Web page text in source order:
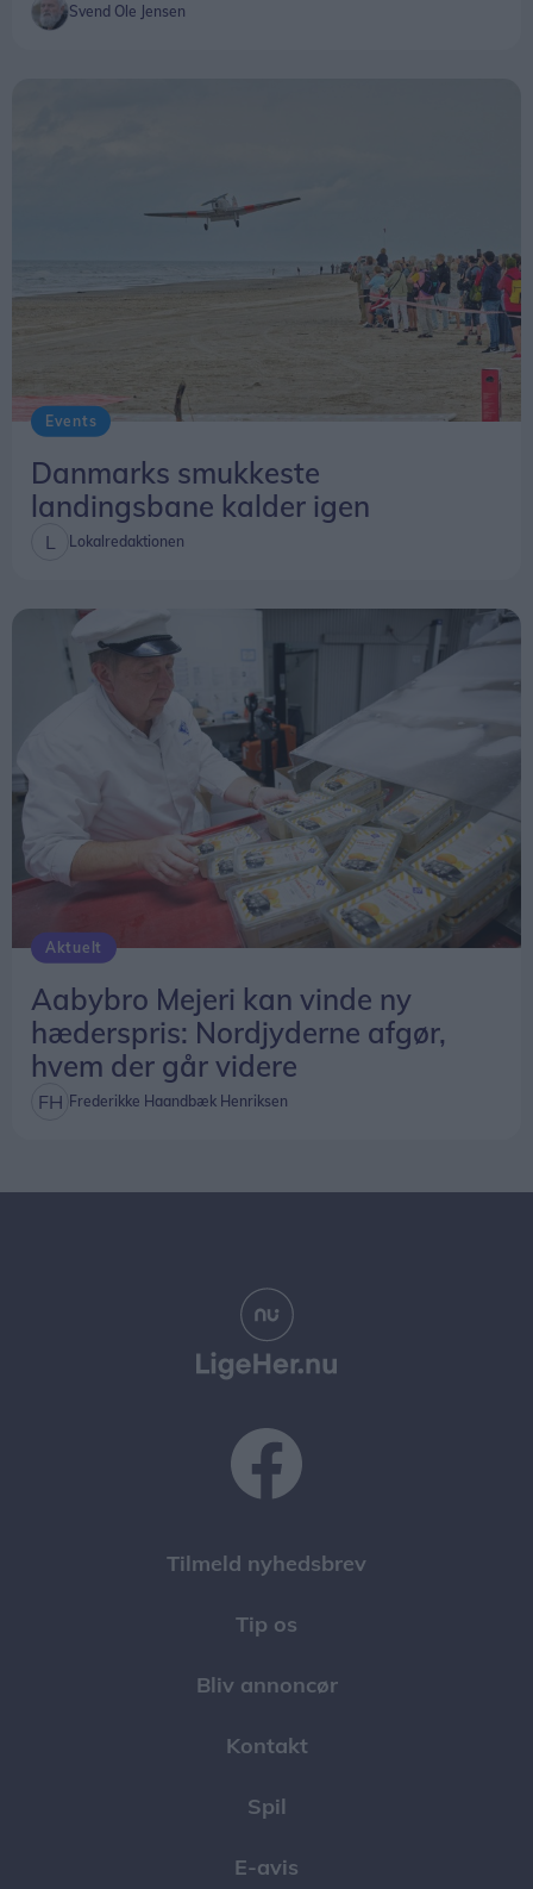
Svend Ole Jensen
Events
Danmarks smukkeste
landingsbane kalder igen
Lokalredaktionen
Aktuelt
Aabybro Mejeri kan vinde ny
hæderspris: Nordjyderne afgør,
hvem der går videre
Frederikke Haandbæk Henriksen
Tilmeld nyhedsbrev
Tip os
Bliv annoncør
Kontakt
Spil
E-avis